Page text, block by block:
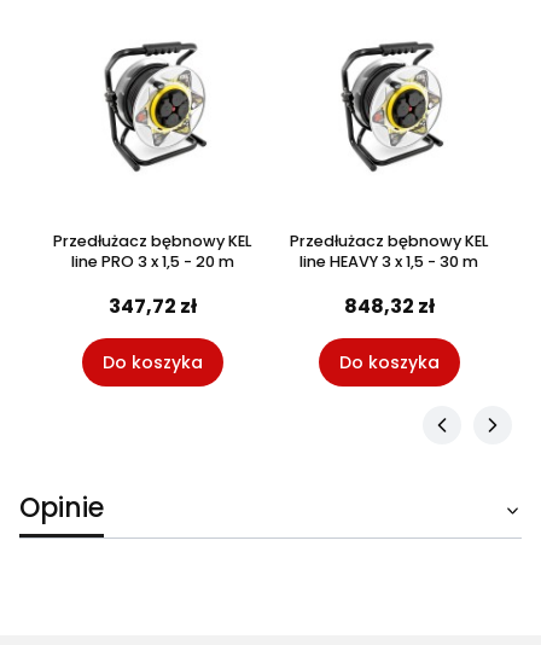
Przedłużacz bębnowy KEL
line PRO 3 x 1,5 - 20 m
347,72 zł
Do koszyka
Przedłużacz bębnowy KEL
line HEAVY 3 x 1,5 - 30 m
848,32 zł
Do koszyka
Opinie